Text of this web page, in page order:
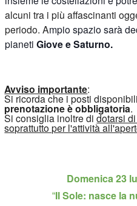
alcuni tra i più affascinanti
periodo. Ampio spazio sarà
pianetiGiove e Saturno.
Avviso importante:
Si ricorda che i posti
prenotazione è obbligatoria.
Si consiglia inoltre didotarsi
soprattutto per l'attività
Domenica 23
“Il Sole: nasce la